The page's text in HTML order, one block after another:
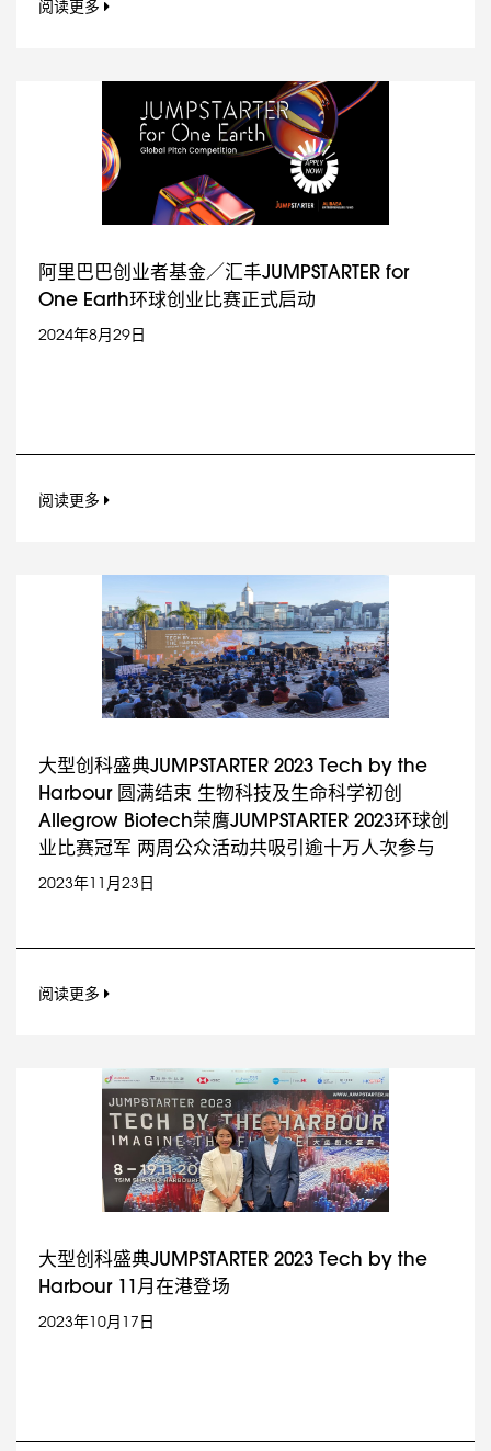
阅读更多
阿里巴巴创业者基金／汇丰JUMPSTARTER for
One Earth环球创业比赛正式启动
2024年8月29日
阅读更多
大型创科盛典JUMPSTARTER 2023 Tech by the
Harbour 圆满结束 生物科技及生命科学初创
Allegrow Biotech荣膺JUMPSTARTER 2023环球创
业比赛冠军 两周公众活动共吸引逾十万人次参与
2023年11月23日
阅读更多
大型创科盛典JUMPSTARTER 2023 Tech by the
Harbour 11月在港登场
2023年10月17日